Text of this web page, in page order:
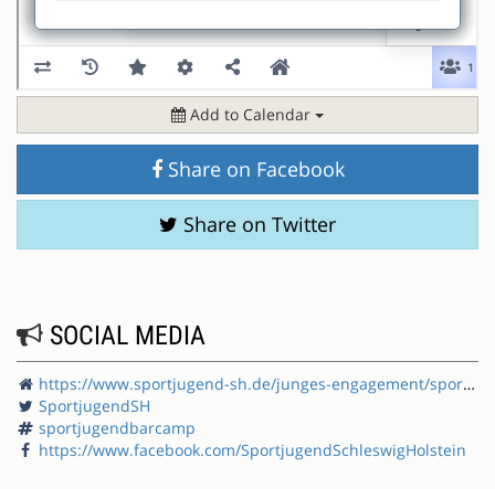
Add to Calendar
Share on Facebook
Share on Twitter
SOCIAL MEDIA
https://www.sportjugend-sh.de/junges-engagement/sportjugendbarcamp/
SportjugendSH
sportjugendbarcamp
https://www.facebook.com/SportjugendSchleswigHolstein